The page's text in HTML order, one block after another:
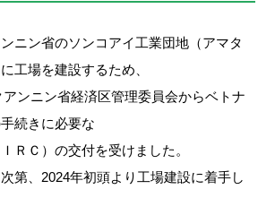
ニン省のソンコアイ工業団地（アマタ
工場を建設するため、
アンニン省経済区管理委員会からベトナ
続きに必要な
ＲＣ）の交付を受けました。
第、2024年初頭より工場建設に着手し